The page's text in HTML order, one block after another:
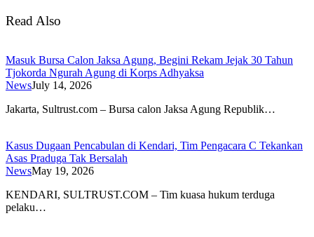
Read Also
Masuk Bursa Calon Jaksa Agung, Begini Rekam Jejak 30 Tahun
Tjokorda Ngurah Agung di Korps Adhyaksa
NewsJuly 14, 2026
​Jakarta, Sultrust.com – Bursa calon Jaksa Agung Republik…
Kasus Dugaan Pencabulan di Kendari, Tim Pengacara C Tekankan
Asas Praduga Tak Bersalah
NewsMay 19, 2026
KENDARI, SULTRUST.COM – Tim kuasa hukum terduga
pelaku…